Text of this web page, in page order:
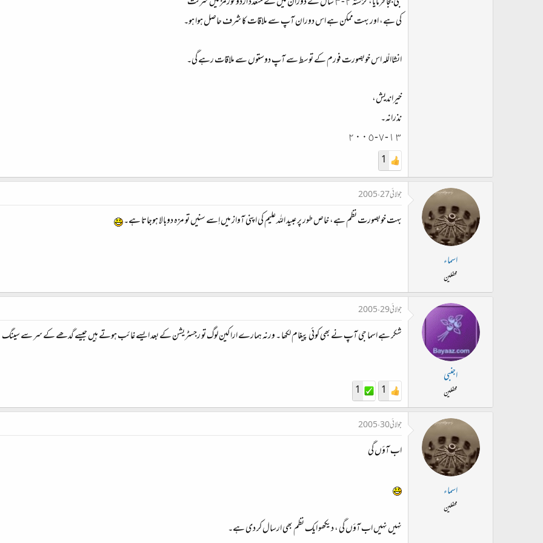
کی ہے، اور بہت ممکن ہے اس دوران آپ سے ملاقات کا شرف حاصل ہوا ہو۔
انشاالّلہ اس خوبصورت فورم کے توسط سے آپ دوستوں سے ملاقات رہے گی۔
خیراندیش،
نذرانہ۔
١٣-٧-٢٠٠٥
1
اسماء
محفلین
جولائی 27، 2005
بہت خوبصورت نظم ہے، خاص طور پر عبید اللہ علیم کی اپنی آواز میں اِسے سنیں تو مزہ دوبالا ہوجاتا ہے۔
اجنبی
محفلین
جولائی 29، 2005
شکر ہے اسما جی آپ نے بھی کوئی پیغام لکھا ۔ ورنہ ہمارے اراکین لوگ تو رجسٹریشن کے بعد ایسے غائب ہوتے ہیں جیسے گدھے کے سر سے سینگ
1
1
اسماء
محفلین
جولائی 30، 2005
اب آؤں گی
نہیں نہیں اب آؤں گی ، دیکھو ایک نظم بھی ارسال کر دی ہے۔